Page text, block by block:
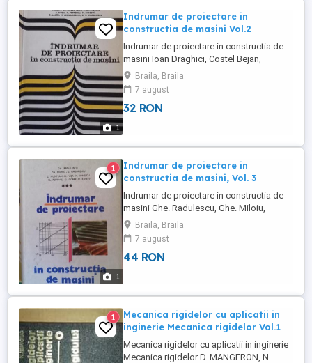
1
Indrumar de proiectare in
constructia de masini Vol.2
Indrumar de proiectare in constructia de
masini Ioan Draghici, Costel Bejan,
Gheorghe Moldovean, etc. Editura Tehnica
1982 Exclusiv Braila Publi24_1631197511
Braila, Braila
7 august
32 RON
1
1
Indrumar de proiectare in
constructia de masini, Vol. 3
Indrumar de proiectare in constructia de
masini Ghe. Radulescu, Ghe. Miloiu,
Gheorghiu Nicolae, etc. Editura Tehnica
1986 Exclusiov Braila
Braila, Braila
7 august
44 RON
1
Mecanica rigidelor cu aplicatii in
inginerie Mecanica rigidelor Vol.1
Mecanica rigidelor cu aplicatii in inginerie
Mecanica rigidelor D. MANGERON, N.